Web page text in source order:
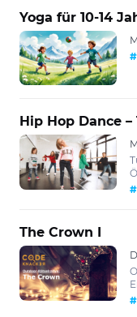
Yoga für 10-14
Hip Hop Dance
The Crown I